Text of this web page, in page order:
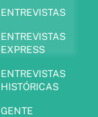
ENTREVISTAS
ENTREVISTAS
EXPRESS
ENTREVISTAS
HISTÓRICAS
GENTE